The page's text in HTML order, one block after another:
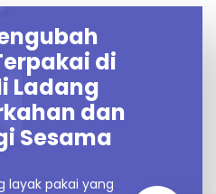
di
Ladang
dan
Sesama
layak pakai yang